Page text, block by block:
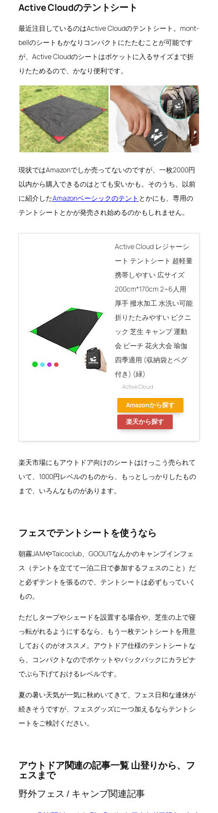
Active Cloudのテントシート
最近注目しているのはActive Cloudのテントシート。mont-
bellのシートもかなりコンパクトにたたむことが可能です
が、Active Cloudのシートはポケットに入るサイズまで折
りたためるので、かなり便利です。
現状ではAmazonでしか売ってないのですが、一枚2000円
以内から購入できるのはとても安いかも。そのうち、以前
に紹介したAmazonベーシックのテント とかにも、専用の
テントシートとかが発売され始めるのかもしれません。
Active Cloud レジャーシ
ート テントシート 超軽量
携帯しやすい 広サイズ
200cm*170cm 2~6人用
厚手 撥水加工 水洗い可能
折りたたみやすい ピクニ
ック 芝生 キャンプ 運動
会 ビーチ 花火大会 瑜伽
四季適用 (収納袋とペグ
付き) (緑)
Active Cloud
Amazonから探す
楽天から探す
楽天市場にもアウトドア向けのシートはけっこう売られて
いて、1000円レベルのものから、もっとしっかりしたもの
まで、いろんなものがあります。
フェスでテントシートを使うなら
朝霧JAMやTaicoclub、GOOUTなんかのキャンプインフェ
ス（テントを立てて一泊二日で参加するフェスのこと）だ
と必ずテントを張るので、テントシートは必ずもっていく
もの。
ただしタープやシェードを設置する場合や、芝生の上で寝
っ転がれるようにするなら、もう一枚テントシートを用意
しておくのがオススメ。アウトドア仕様のテントシートな
ら、コンパクトなのでポケットやバックパックにカラビナ
でぶら下げておけるレベルです。
夏の暑い天気が一気に秋めいてきて、フェス日和な連休が
続きそうですが、フェスグッズに一つ加えるならテントシ
ートをご検討ください。
アウトドア関連の記事一覧 山登りから、フ
ェスまで
野外フェス / キャンプ関連記事